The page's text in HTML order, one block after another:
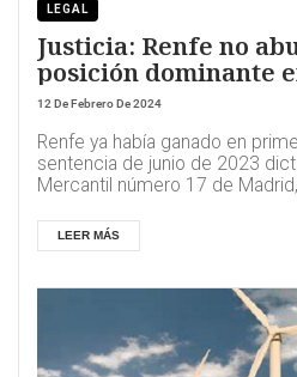
LEGAL
Justicia: Renfe no
posición dominante
12 De Febrero De 2024
Renfe ya había ganado en
sentencia de junio de 2023
Mercantil número 17 de
LEER MÁS